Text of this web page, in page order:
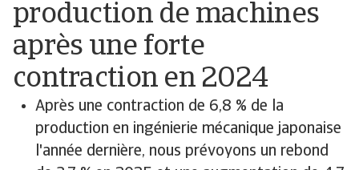
production de machines
après une forte
contraction en 2024
Après une contraction de 6,8 % de la
production en ingénierie mécanique japonaise
l'année dernière, nous prévoyons un rebond